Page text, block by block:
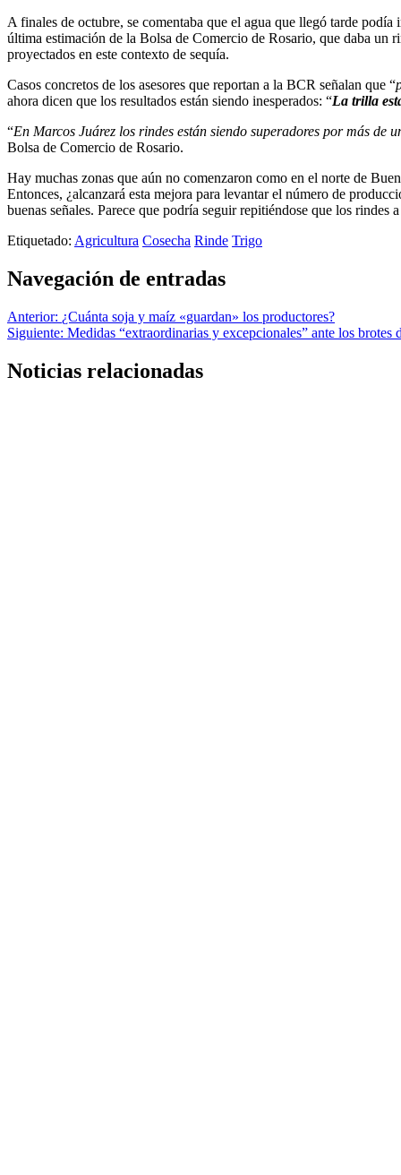
A finales de octubre, se comentaba que el agua que llegó tarde
última estimación de la Bolsa de Comercio de Rosario, que daba un
proyectados en este contexto de sequía.
Casos concretos de los asesores que reportan a la BCR señalan que “
ahora dicen que los resultados están siendo inesperados: “La trilla
“En Marcos Juárez los rindes están siendo superadores por más
Bolsa de Comercio de Rosario.
Hay muchas zonas que aún no comenzaron como en el norte de
Entonces, ¿alcanzará esta mejora para levantar el número de
buenas señales. Parece que podría seguir repitiéndose que los rindes
Etiquetado: Agricultura Cosecha Rinde Trigo
Navegación de entradas
Anterior: ¿Cuánta soja y maíz «guardan» los productores?
Siguiente: Medidas “extraordinarias y excepcionales” ante los brotes
Noticias relacionadas